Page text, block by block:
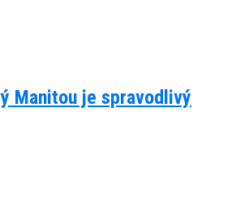
Manitou je spravodlivý